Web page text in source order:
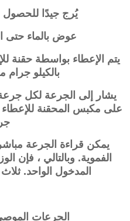
يُرج جيدًا
عوض بالماء حتى
يتم الإعطاء بواسطة حقنة
بالكيلو
يشار إلى الجرعة لكل
على مكبس المحقنة
يمكن قراءة الجرعة
الفموية. وبالتالي ، فإن
المدخول الواحد.
الجرعات